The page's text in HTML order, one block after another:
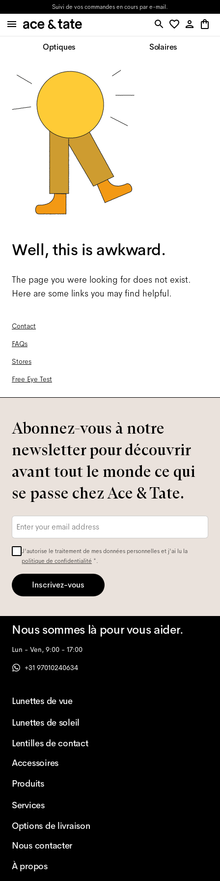
Suivi de vos commandes en cours par e-mail.
Optiques Solaires
Well, this is awkward.
The page you were looking for does not exist.
Here are some links you may find helpful.
Contact
FAQs
Stores
Free Eye Test
Abonnez-vous à notre
newsletter pour découvrir
avant tout le monde ce qui
se passe chez Ace & Tate.
Adresse
J'autorise le traitement de mes données personnelles et j'ai lu la
politique de confidentialité *.
Inscrivez-vous
Nous sommes là pour vous aider.
Lun - Ven, 9:00 - 17:00
+31 97010240634
Lunettes de vue
Lunettes de soleil
Lentilles de contact
Accessoires
Produits
Services
Options de livraison
Nous contacter
À propos